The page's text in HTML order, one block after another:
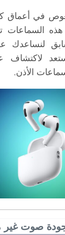
في أعماق
السماعات
لنساعدك
لاكتشاف
الأذن.
صوت